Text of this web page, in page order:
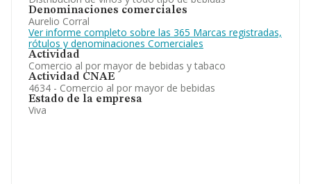
Denominaciones comerciales
Aurelio Corral
Ver informe completo sobre las 365 Marcas registradas,
rótulos y denominaciones Comerciales
Actividad
Comercio al por mayor de bebidas y tabaco
Actividad CNAE
4634 - Comercio al por mayor de bebidas
Estado de la empresa
Viva